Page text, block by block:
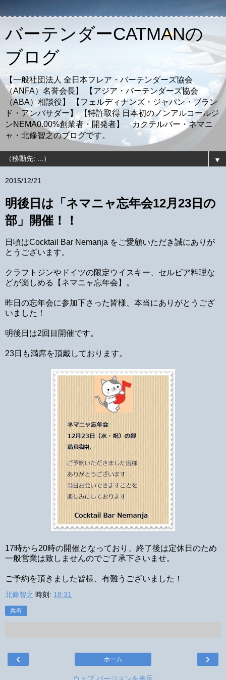
バーテンダーCATMANの
ブログ
【一般社団法人 全日本フレア・バーテンダーズ協会
（ANFA）名誉会長】 【アジア・バーテンダーズ協会
（ABA）相談役】 【フェルディナンズ・ジャパン・ブラン
ド・アンバサダー】 【特許取得 日本初のノンアルコールジ
ンNEMA0.00%創業者・開発者】 カクテルバー・ネマニ
ャ・北條智之のブログです。
▼
2015/12/21
明後日は「ネマニャ忘年会12月23日の
部」開催！！
日頃はCocktail Bar Nemanja をご愛顧いただき誠にありが
とうございます。
クラフトジンやドイツの限定ウイスキー、セルビア料理な
どが楽しめる【ネマニャ忘年会】。
昨日の忘年会に参加下さった皆様、本当にありがとうござ
いました！
明後日は2回目開催です。
23日も満席を頂戴しております。
17時から20時の開催となっており、終了後は定休日のため
一般営業は致しませんのでご了承下さいませ。
ご予約を頂きました皆様、有難うございました！
北條智之 時刻: 18:31
共有
‹ ›
ホーム